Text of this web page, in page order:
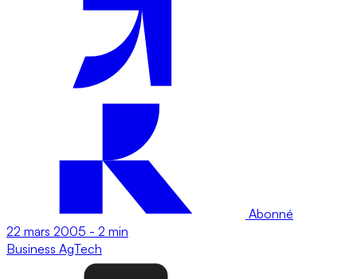
Abonné
22 mars 2005 - 2 min
Business AgTech